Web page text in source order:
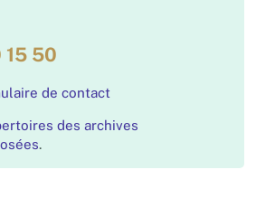
50
de contact
des archives
.